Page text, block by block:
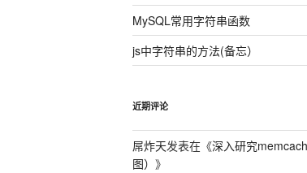
MySQL常用字符串函数
js中字符串的方法(备忘）
近期评论
屌炸天发表在《深入研究
图） 》